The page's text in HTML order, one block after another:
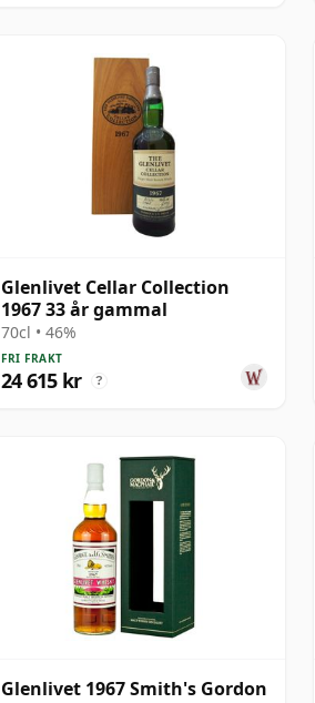
Glenlivet Cellar Collection
1967 33 år gammal
70cl • 46%
FRI FRAKT
24 615 kr ?
Glenlivet 1967 Smith's Gordon